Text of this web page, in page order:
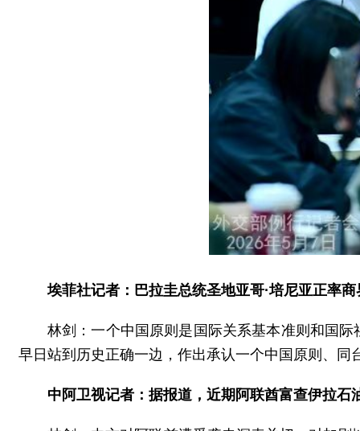
埃菲社记者：巴拉圭总统圣地亚哥·培尼亚正率
林剑：一个中国原则是国际关系基本准则和国
早日站到历史正确一边，作出承认一个中国原则、同
中阿卫视记者：据报道，近期阿联酋富查伊拉